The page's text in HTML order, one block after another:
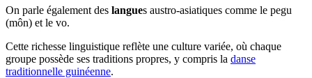
On parle également des langues austro-asiatiques comme le pegu
(môn) et le vo.
Cette richesse linguistique reflète une culture variée, où chaque
groupe possède ses traditions propres, y compris la danse
traditionnelle guinéenne.